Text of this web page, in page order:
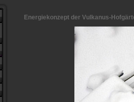
Energiekonzept der Vulkanus-